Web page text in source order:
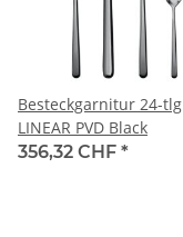
Besteckgarnitur 24-tlg
LINEAR PVD Black
356,32 CHF *